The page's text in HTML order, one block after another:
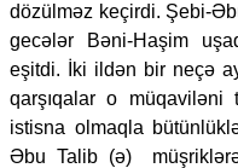
dözülməz keçirdi. Şebi-
gecələr Bəni-Haşim
eşitdi. İki ildən bir neçə
qarşıqalar o müqaviləni
istisna olmaqla
Əbu Talib (ə)